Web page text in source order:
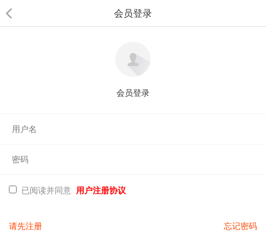
会员登录
会员登录
已阅读并同意 用户注册协议
请先注册 忘记密码